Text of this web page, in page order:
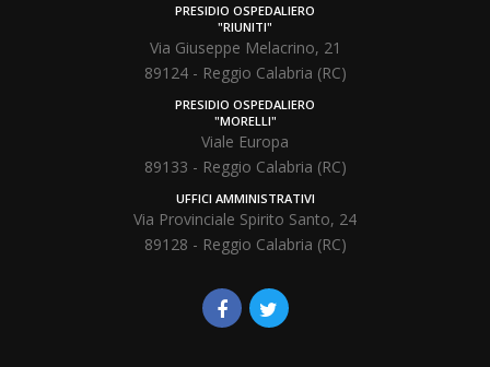
PRESIDIO OSPEDALIERO
"RIUNITI"
Via Giuseppe Melacrino, 21
89124 - Reggio Calabria (RC)
PRESIDIO OSPEDALIERO
"MORELLI"
Viale Europa
89133 - Reggio Calabria (RC)
UFFICI AMMINISTRATIVI
Via Provinciale Spirito Santo, 24
89128 - Reggio Calabria (RC)